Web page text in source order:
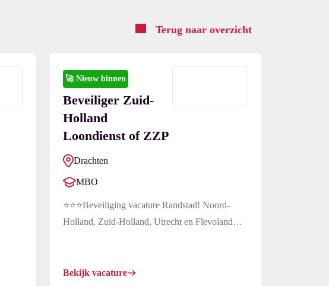
Terug naar overzicht
🚀Nieuw binnen
Beveiliger Zuid-
Holland
Loondienst of ZZP
Drachten
MBO
⭐⭐⭐Beveiliging vacature Randstad! Noord-
Holland, Zuid-Holland, Utrecht en Flevoland
evenementen. Onze opdrachtgevers zijn
Bekijk vacature